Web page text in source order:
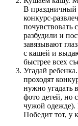
В праздничный
конкурс-
почувствовать
разбудили и
завязывают
с кашей и
быстрее всех
Угадай
проходят
нужно угадать
фото детей, но
чужой одежде).
Победит тот, у